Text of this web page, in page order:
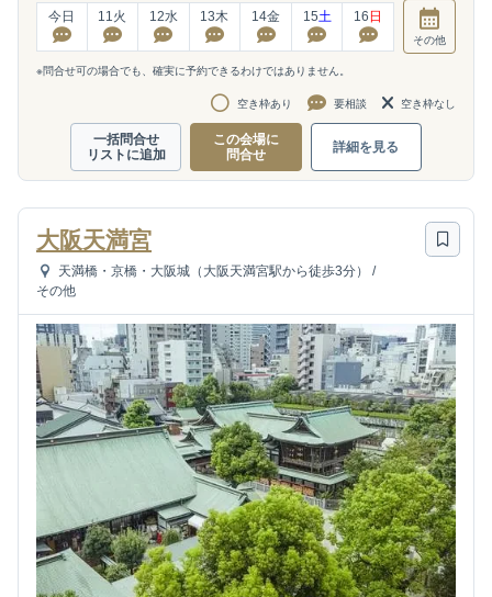
今日 11 火 12水 13木 14金 15土 16 日
その他
※問合せ可の場合でも、確実に予約できるわけではありません。
空き枠あり 要相談 空き枠なし
一括問合せ
リストに追加
この会場に
問合せ
詳細を見る
大阪天満宮
天満橋・京橋・大阪城（大阪天満宮駅から徒歩3分）
/
その他